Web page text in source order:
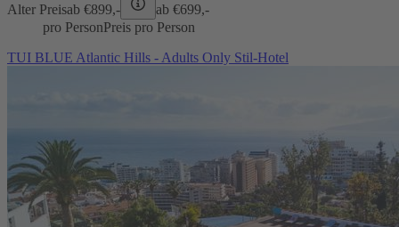
Alter Preisab €899,- ab €699,-
pro PersonPreis pro Person
TUI BLUE Atlantic Hills - Adults Only Stil-Hotel